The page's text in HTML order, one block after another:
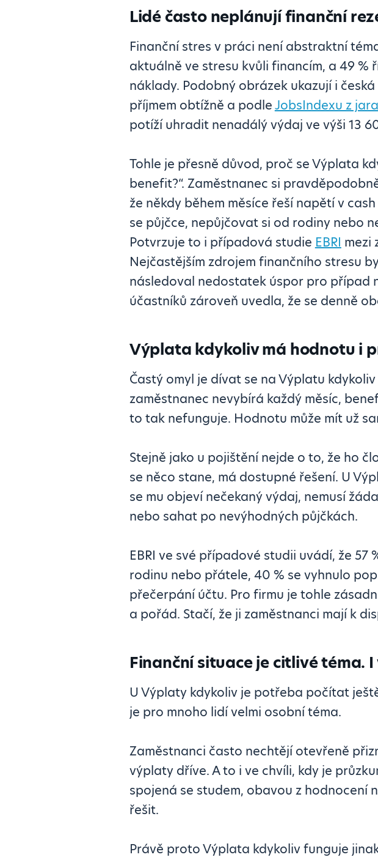
Lidé často neplánují finanční
Finanční stres v práci není abstraktní
aktuálně ve stresu kvůli financím, a 49 %
náklady. Podobný obrázek ukazují i
příjmem obtížně a podleJobsIndexu z
potíží uhradit nenadálý výdaj ve výši 13
Tohle je přesně důvod, proč se Výplata
benefit?“. Zaměstnanec si
že někdy během měsíce řeší napětí v
se půjčce, nepůjčovat si od rodiny nebo
Potvrzuje to i případová studie EBRI mezi
Nejčastějším zdrojem finančního stresu
následoval nedostatek úspor pro případ
účastníků zároveň uvedla, že se denně
Výplata kdykoliv má hodnotu i
Častý omyl je dívat se na Výplatu
zaměstnanec nevybírá každý měsíc,
to tak nefunguje. Hodnotu může mít už
Stejně jako u pojištění nejde o to, že ho
se něco stane, má dostupné řešení. U
se mu objeví nečekaný výdaj, nemusí
nebo sahat po nevýhodných půjčkách.
EBRI ve své případové studii uvádí, že
rodinu nebo přátele, 40 % se vyhnulo
přečerpání účtu. Pro firmu je tohle
a pořád. Stačí, že ji zaměstnanci mají k
Finanční situace je citlivé téma.
U Výplaty kdykoliv je potřeba počítat
je pro mnoho lidí velmi osobní téma.
Zaměstnanci často nechtějí otevřeně
výplaty dříve. A to i ve chvíli, kdy je
spojená se studem, obavou z hodnocení
řešit.
Právě proto Výplata kdykoliv funguje